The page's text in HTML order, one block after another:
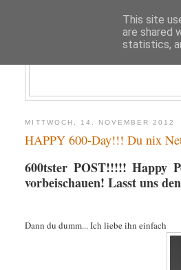
MITTWOCH, 14. NOVEMBER 2012
HAPPY 600-Day!!! Du nix
600tster POST!!!!! Happy
vorbeischauen! Lasst uns
Dann du dumm... Ich liebe ihn einfach
This site
are shared
statistics,